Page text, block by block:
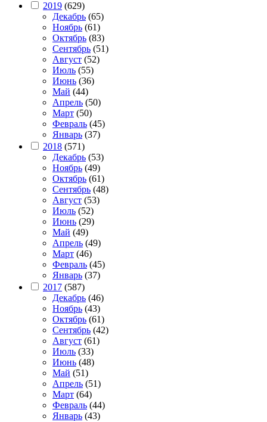
2019 (629)
Декабрь (65)
Ноябрь (61)
Октябрь (83)
Сентябрь (51)
Август (52)
Июль (55)
Июнь (36)
Май (44)
Апрель (50)
Март (50)
Февраль (45)
Январь (37)
2018 (571)
Декабрь (53)
Ноябрь (49)
Октябрь (61)
Сентябрь (48)
Август (53)
Июль (52)
Июнь (29)
Май (49)
Апрель (49)
Март (46)
Февраль (45)
Январь (37)
2017 (587)
Декабрь (46)
Ноябрь (43)
Октябрь (61)
Сентябрь (42)
Август (61)
Июль (33)
Июнь (48)
Май (51)
Апрель (51)
Март (64)
Февраль (44)
Январь (43)